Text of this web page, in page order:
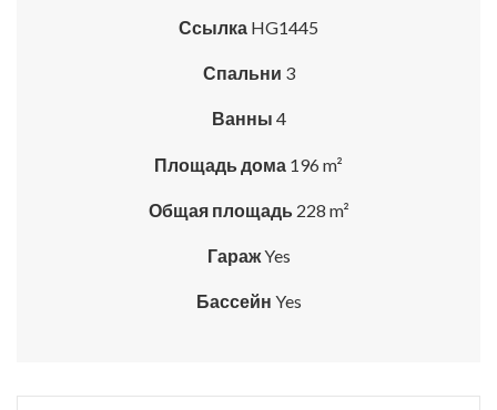
Ссылка HG1445
Спальни 3
Ванны 4
Площадь дома 196 m²
Общая площадь 228 m²
ГаражYes
Бассейн Yes